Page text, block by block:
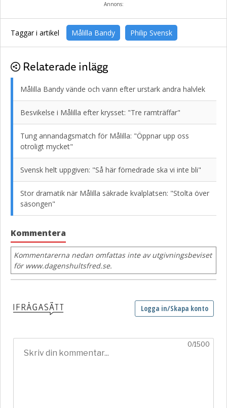
Annons:
Taggar i artikel Målilla Bandy Philip Svensk
Relaterade inlägg
Målilla Bandy vände och vann efter urstark andra halvlek
Besvikelse i Målilla efter krysset: "Tre ramträffar"
Tung annandagsmatch för Målilla: "Öppnar upp oss
otroligt mycket"
Svensk helt uppgiven: "Så här förnedrade ska vi inte bli"
Stor dramatik när Målilla säkrade kvalplatsen: "Stolta över
säsongen"
Kommentera
Kommentarerna nedan omfattas inte av utgivningsbeviset
för www.dagenshultsfred.se.